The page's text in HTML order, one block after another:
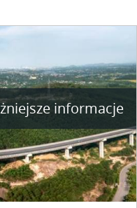
informacje